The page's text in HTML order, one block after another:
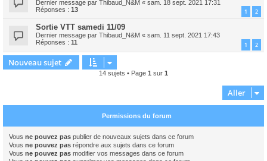
Dernier message par Thibaud_N&M « sam. 18 sept. 2021 17:31
Réponses : 13 1 2
Sortie VTT samedi 11/09
Dernier message par Thibaud_N&M « sam. 11 sept. 2021 17:43
Réponses : 11 1 2
Nouveau sujet
14 sujets • Page 1 sur 1
Aller
Permissions du forum
Vous ne pouvez pas publier de nouveaux sujets dans ce forum
Vous ne pouvez pas répondre aux sujets dans ce forum
Vous ne pouvez pas modifier vos messages dans ce forum